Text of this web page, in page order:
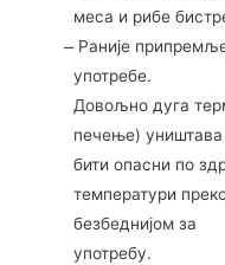
меса и рибе
Раније
употребе.
Довољно дуга
печење) уништава
бити опасни по
температури
безбеднијом за
употребу.